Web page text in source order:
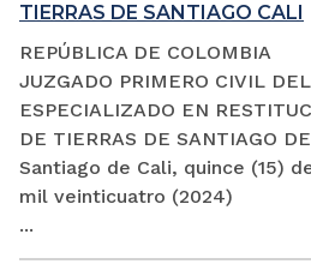
TIERRAS DE SANTIAGO CALI
REPÚBLICA DE COLOMBIA
JUZGADO PRIMERO CIVIL
ESPECIALIZADO EN
DE TIERRAS DE SANTIAGO
Santiago de Cali, quince (15)
mil veinticuatro (2024)
...